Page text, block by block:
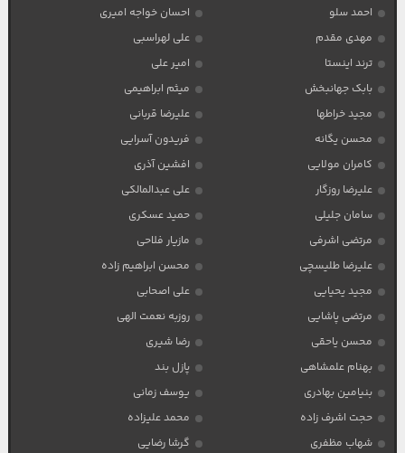
احمد سلو
احسان خواجه امیری
مهدی مقدم
علی لهراسبی
ترند اینستا
امیر علی
بابک جهانبخش
میثم ابراهیمی
مجید خراطها
علیرضا قربانی
محسن یگانه
فریدون آسرایی
کامران مولایی
افشین آذری
علیرضا روزگار
علی عبدالمالکی
سامان جلیلی
حمید عسکری
مرتضی اشرفی
مازیار فلاحی
علیرضا طلیسچی
محسن ابراهیم زاده
مجید یحیایی
علی اصحابی
مرتضی پاشایی
روزبه نعمت الهی
محسن یاحقی
رضا شیری
بهنام علمشاهی
پازل بند
بنیامین بهادری
یوسف زمانی
حجت اشرف زاده
محمد علیزاده
شهاب مظفری
گرشا رضایی